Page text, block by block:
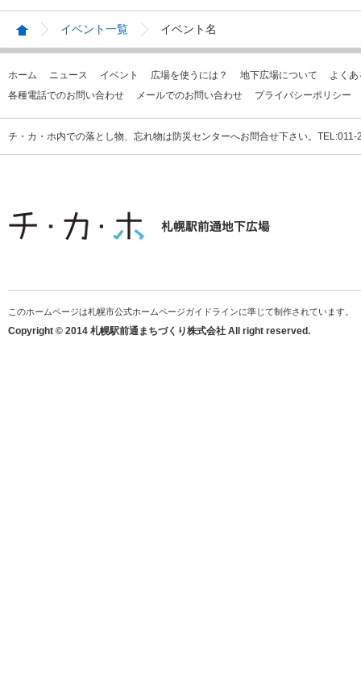
イベント一覧 イベント名
ホーム ニュース イベント 広場を使うには？ 地下広場について
よく
各種電話でのお問い合わせ
メールでのお問い合わせ プライバシーポリシー
チ・カ・ホ内での落とし物、忘れ物は防災センターへお問合せ下さい。
このホームページは札幌市公式ホームページガイドラインに準じて制作されています。
Copyright © 2014 札幌駅前通まちづくり株式会社 All right reserved.